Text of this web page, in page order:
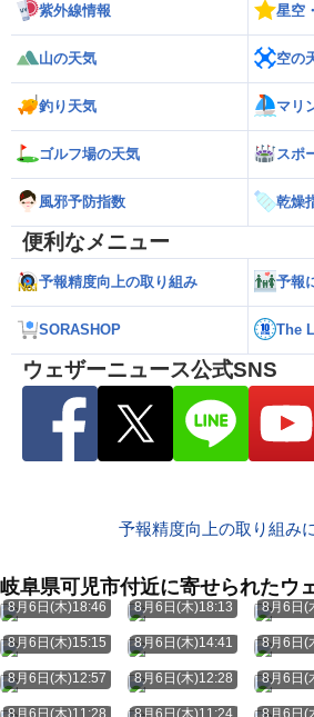
紫外線情報 星空
山の天気 空の
釣り天気 マリ
ゴルフ場の天気 スポ
風邪予防指数 乾燥
便利なメニュー
予報精度向上の取り組み 予報
SORASHOP The
ウェザーニュース公式SNS
予報精度向上の取り組み
岐阜県可児市付近に寄せられたウ
8月6日(木)18:46 8月6日(木)18:13 8月6日(
8月6日(木)15:15 8月6日(木)14:41 8月6日(
8月6日(木)12:57 8月6日(木)12:28 8月6日(
8月6日(木)11:28 8月6日(木)11:24 8月6日(